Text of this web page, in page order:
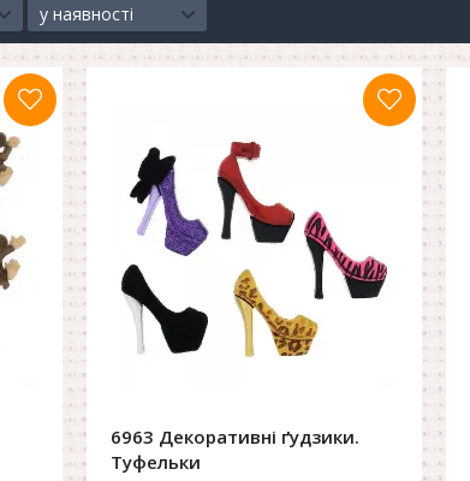
у наявності
6963 Декоративні ґудзики.
Туфельки